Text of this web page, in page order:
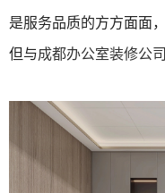
是服务品质的方方面面
但与成都办公室装修公司